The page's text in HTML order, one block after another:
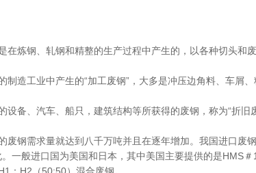
在炼钢、轧钢和精整的生产过程中产生的，以各种切头和废
制造工业中产生的“加工废钢”，大多是冲压边角料、车屑、
设备、汽车、船只，建筑结构等所获得的废钢，称为“折旧废
废钢需求量就达到八千万吨并且在逐年增加。我国进口废
一般进口国为美国和日本，其中美国主要提供的是HMS